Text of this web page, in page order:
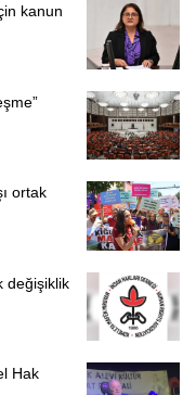
kanun
ortak
değişiklik
Hak